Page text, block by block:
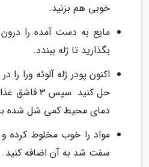
خوبی هم بزنید.
مایع به دست آمده را
بگذارید تا ژله ببندد.
اکنون پودر ژله آلوئه ورا
حل کنید.
دمای محیط کمی شل شده
مواد را خوب مخلوط کرده
سفت شد به آن اضافه کنید.